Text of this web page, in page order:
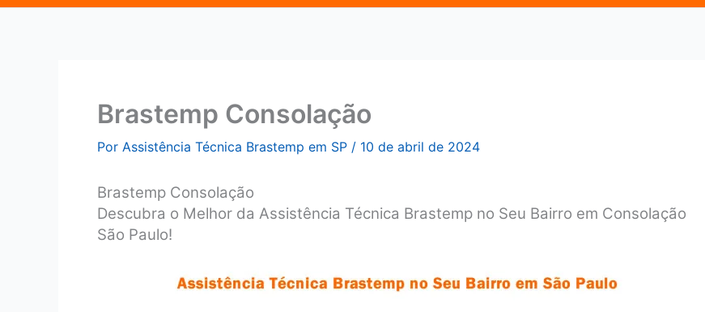
Brastemp Consolação
Por Assistência Técnica Brastemp em SP / 10 de abril de 2024
Brastemp Consolação
Descubra o Melhor da Assistência Técnica Brastemp no Seu Bairro em Consolação
São Paulo!